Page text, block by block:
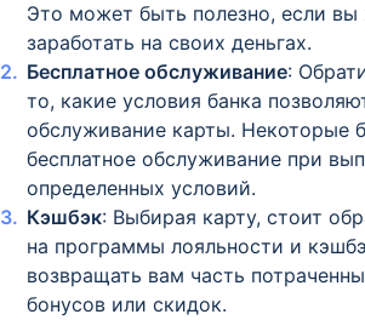
Это может быть полезно, если вы
заработать на своих деньгах.
Бесплатное обслуживание:
то, какие условия банка
обслуживание карты. Некоторые
бесплатное обслуживание при
определенных условий.
Кэшбэк: Выбирая карту, стоит
на программы лояльности и
возвращать вам часть
бонусов или скидок.